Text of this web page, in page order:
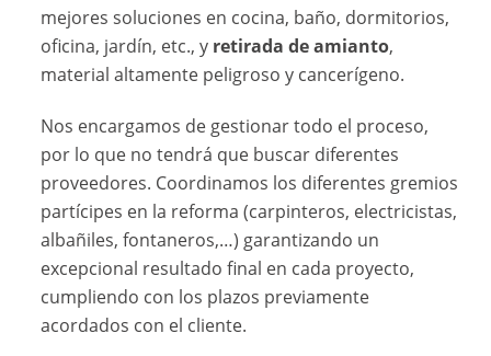
mejores soluciones en cocina, baño, dormitorios,
oficina, jardín, etc., y retirada de amianto,
material altamente peligroso y cancerígeno.
Nos encargamos de gestionar todo el proceso,
por lo que no tendrá que buscar diferentes
proveedores. Coordinamos los diferentes gremios
partícipes en la reforma (carpinteros, electricistas,
albañiles, fontaneros,…) garantizando un
excepcional resultado final en cada proyecto,
cumpliendo con los plazos previamente
acordados con el cliente.